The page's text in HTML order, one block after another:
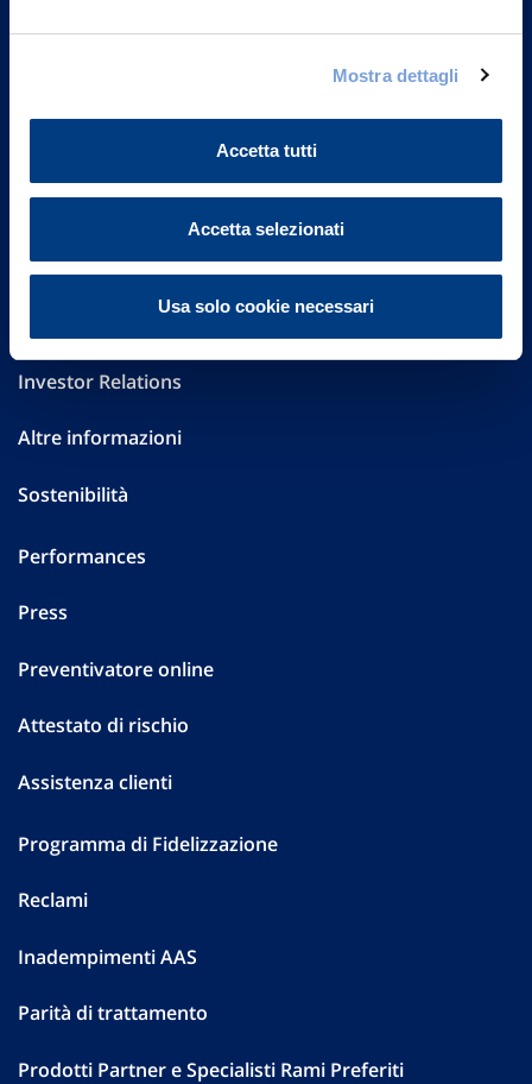
Mostra dettagli
Accetta tutti
Accetta selezionati
Usa solo cookie necessari
Vittoria Assicurazioni S.p.A.
20149 Milano
FAQ
Investor Relations
Altre informazioni
Sostenibilità
Performances
Press
Preventivatore online
Attestato di rischio
Assistenza clienti
Programma di Fidelizzazione
Reclami
Inadempimenti AAS
Parità di trattamento
Prodotti Partner e Specialisti Rami Preferiti